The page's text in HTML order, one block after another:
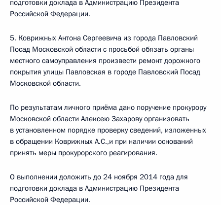
подготовки доклада в Администрацию Президента
Российской Федерации.
5. Коврижных Антона Сергеевича из города Павловский
Посад Московской области с просьбой обязать органы
местного самоуправления произвести ремонт дорожного
покрытия улицы Павловская в городе Павловский Посад
Московской области.
По результатам личного приёма дано поручение прокурору
Московской области Алексею Захарову организовать
в установленном порядке проверку сведений, изложенных
в обращении Коврижных А.С.,и при наличии оснований
принять меры прокурорского реагирования.
О выполнении доложить до 24 ноября 2014 года для
подготовки доклада в Администрацию Президента
Российской Федерации.